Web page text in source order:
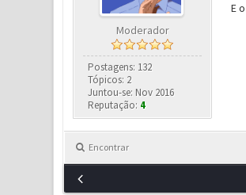
Moderador
Postagens: 132
Tópicos: 2
Juntou-se: Nov 2016
Reputação: 4
E
Encontrar